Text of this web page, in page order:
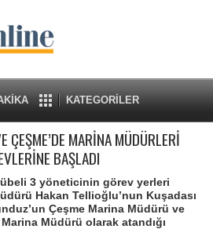
KATEGORİLER
ÇEŞME’DE MARİNA MÜDÜRLERİ
BAŞLADI
3 yöneticinin görev yerleri
Hakan Tellioğlu’nun Kuşadası
Çeşme Marina Müdürü ve
Müdürü olarak atandığı